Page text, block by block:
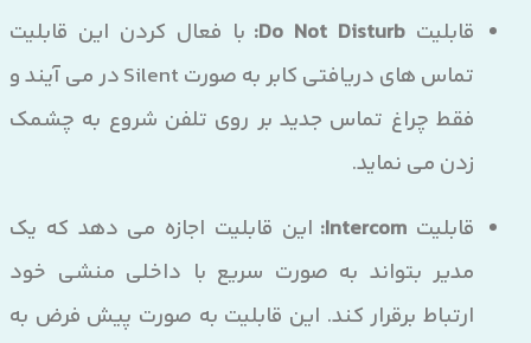
قابلیت Do Not Disturb: با فعال کردن این قابلیت
تماس های دریافتی کابر به صورت Silent در می آیند و
فقط چراغ تماس جدید بر روی تلفن شروع به چشمک
زدن می نماید.
قابلیت Intercom: این قابلیت اجازه می دهد که یک
مدیر بتواند به صورت سریع با داخلی منشی خود
ارتباط برقرار کند. این قابلیت به صورت پیش فرض به